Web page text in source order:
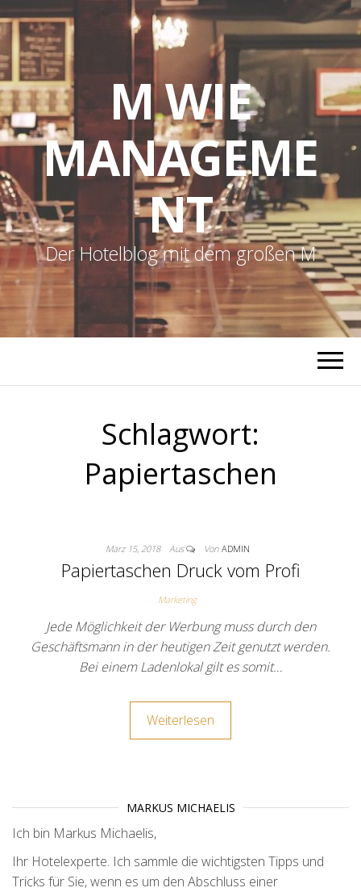
M WIE
MANAGEME
NT
Der Hotelblog mit dem großen M
Schlagwort:
Papiertaschen
März 15, 2018 Aus Von ADMIN
Papiertaschen Druck vom Profi
Marketing
Jede Möglichkeit der Werbung muss durch den
Geschäftsmann in der heutigen Zeit genutzt werden.
Bei einem Ladenlokal gilt es somit…
Weiterlesen
MARKUS MICHAELIS
Ich bin Markus Michaelis,
Ihr Hotelexperte. Ich sammle die wichtigsten Tipps und
Tricks für Sie, wenn es um den Abschluss einer